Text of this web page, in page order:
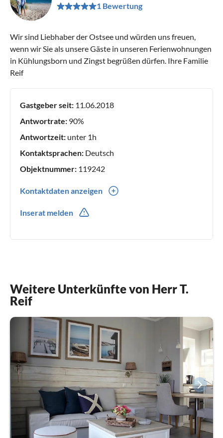
1 Bewertung
Wir sind Liebhaber der Ostsee und würden uns freuen,
wenn wir Sie als unsere Gäste in unseren Ferienwohnungen
in Kühlungsborn und Zingst begrüßen dürfen. Ihre Familie
Reif
Gastgeber seit: 11.06.2018
Antwortrate: 90%
Antwortzeit: unter 1h
Kontaktsprachen: Deutsch
Objektnummer: 119242
Kontaktdaten anzeigen
Inserat melden
Weitere Unterkünfte von Herr T.
Reif